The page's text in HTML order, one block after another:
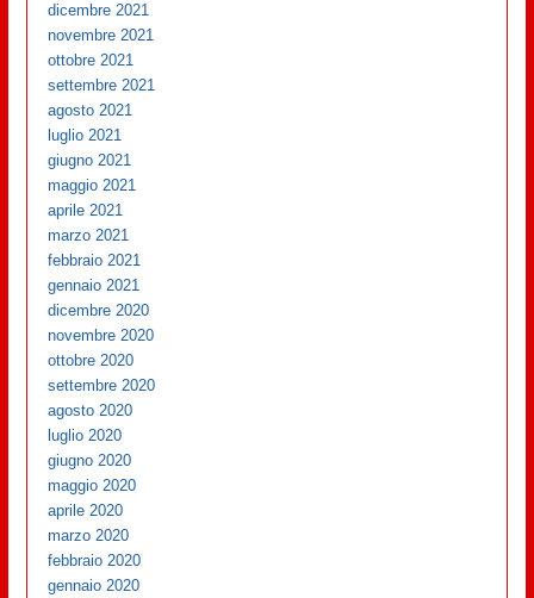
dicembre 2021
novembre 2021
ottobre 2021
settembre 2021
agosto 2021
luglio 2021
giugno 2021
maggio 2021
aprile 2021
marzo 2021
febbraio 2021
gennaio 2021
dicembre 2020
novembre 2020
ottobre 2020
settembre 2020
agosto 2020
luglio 2020
giugno 2020
maggio 2020
aprile 2020
marzo 2020
febbraio 2020
gennaio 2020